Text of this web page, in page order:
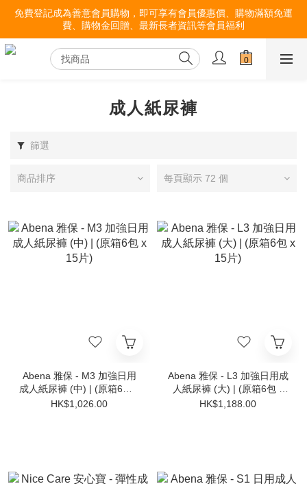
免費登記成為善意會員購物，即可享有會員優惠價、購物滿額免運
費、購物金回贈、最新長者資訊等會員福利
成人紙尿褲
篩選
商品排序 每頁顯示 72 個
Abena 雅保 - M3 加強日用
成人紙尿褲 (中) | (原箱6包 x
15片)
HK$1,026.00
Abena 雅保 - L3 加強日用成
人紙尿褲 (大) | (原箱6包 x
15片)
HK$1,188.00